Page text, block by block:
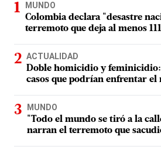
MUNDO
Colombia declara "desastre
terremoto que deja al menos
ACTUALIDAD
Doble homicidio y
casos que podrían enfrentar el
MUNDO
"Todo el mundo se tiró a la
narran el terremoto que